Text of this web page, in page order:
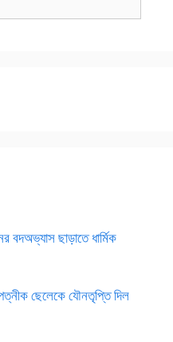
বদঅভ্যাস ছাড়াতে ধার্মিক
ছেলেকে যৌনতৃপ্তি দিল